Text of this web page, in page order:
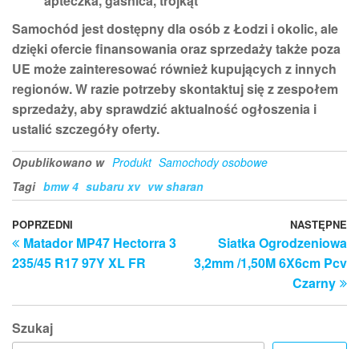
Samochód jest dostępny dla osób z Łodzi i okolic, ale
dzięki ofercie finansowania oraz sprzedaży także poza
UE może zainteresować również kupujących z innych
regionów. W razie potrzeby skontaktuj się z zespołem
sprzedaży, aby sprawdzić aktualność ogłoszenia i
ustalić szczegóły oferty.
Opublikowano w Produkt Samochody osobowe
Tagi bmw 4 subaru xv vw sharan
Nawigacja
wpisu
Poprzedni
wpis
POPRZEDNI
Matador MP47 Hectorra 3
235/45 R17 97Y XL FR
NASTĘPNE
Siatka Ogrodzeniowa
3,2mm /1,50M 6X6cm Pcv
Czarny
Szukaj